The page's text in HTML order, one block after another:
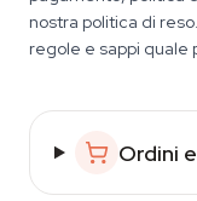
nostra politica di
regole e sappi quale
Ordini